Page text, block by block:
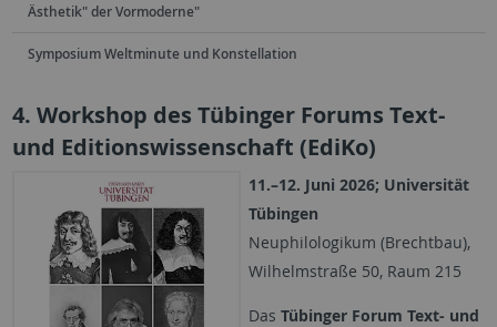
Ästhetik" der Vormoderne"
Symposium Weltminute und Konstellation
4. Workshop des Tübinger Forums Text-
und Editionswissenschaft (EdiKo)
11.–12. Juni 2026; Universität
Tübingen
Neuphilologikum (Brechtbau),
Wilhelmstraße 50, Raum 215
Das Tübinger Forum Text- und